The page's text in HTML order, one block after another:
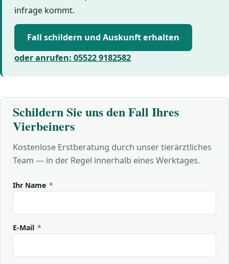
infrage kommt.
Fall schildern und Auskunft erhalten
oder anrufen: 05522 9182582
Schildern Sie uns den Fall Ihres
Vierbeiners
Kostenlose Erstberatung durch unser tierärztliches
Team — in der Regel innerhalb eines Werktages.
Ihr Name *
E-Mail *